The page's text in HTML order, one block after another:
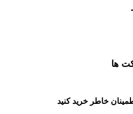
ها
خاطر خرید کنید